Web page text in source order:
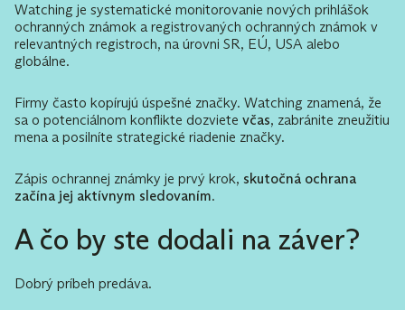
Watching je systematické monitorovanie nových prihlášok
ochranných známok a registrovaných ochranných známok v
relevantných registroch, na úrovni SR, EÚ, USA alebo
globálne.
Firmy často kopírujú úspešné značky. Watching znamená, že
sa o potenciálnom konflikte dozviete včas, zabránite zneužitiu
mena a posilníte strategické riadenie značky.
Zápis ochrannej známky je prvý krok, skutočná ochrana
začína jej aktívnym sledovaním.
A čo by ste dodali na záver?
Dobrý príbeh predáva.